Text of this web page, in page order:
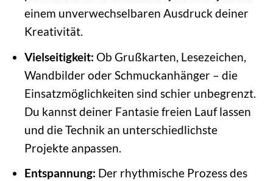
einem unverwechselbaren Ausdruck deiner
Kreativität.
Vielseitigkeit: Ob Grußkarten, Lesezeichen,
Wandbilder oder Schmuckanhänger – die
Einsatzmöglichkeiten sind schier unbegrenzt.
Du kannst deiner Fantasie freien Lauf lassen
und die Technik an unterschiedlichste
Projekte anpassen.
Entspannung: Der rhythmische Prozess des